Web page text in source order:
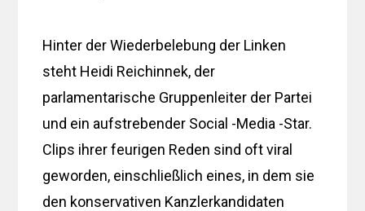
Hinter der Wiederbelebung der Linken
steht Heidi Reichinnek, der
parlamentarische Gruppenleiter der Partei
und ein aufstrebender Social -Media -Star.
Clips ihrer feurigen Reden sind oft viral
geworden, einschließlich eines, in dem sie
den konservativen Kanzlerkandidaten